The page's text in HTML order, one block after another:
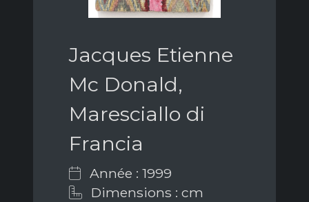
Jacques Etienne
Mc Donald,
Maresciallo di
Francia
Année : 1999
Dimensions : cm